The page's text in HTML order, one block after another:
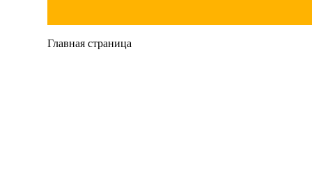
Главная страница